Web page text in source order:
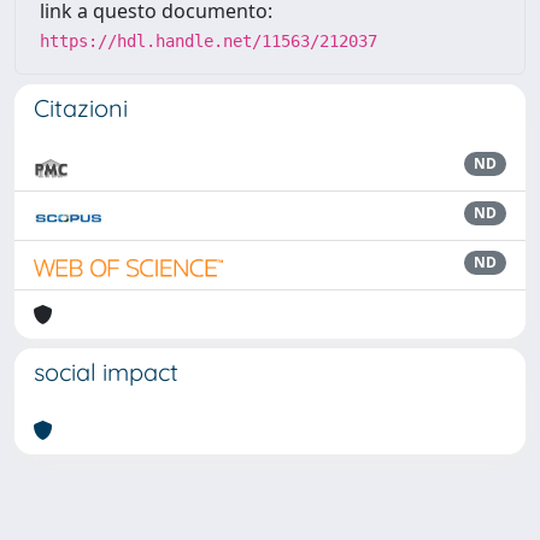
link a questo documento:
https://hdl.handle.net/11563/212037
Citazioni
ND
ND
ND
social impact